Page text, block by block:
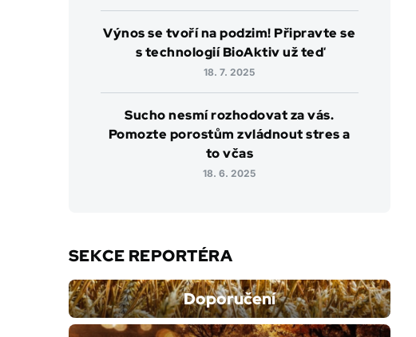
Výnos se tvoří na podzim! Připravte se
s technologií BioAktiv už teď
18. 7. 2025
Sucho nesmí rozhodovat za vás.
Pomozte porostům zvládnout stres a
to včas
18. 6. 2025
SEKCE REPORTÉRA
Doporučení